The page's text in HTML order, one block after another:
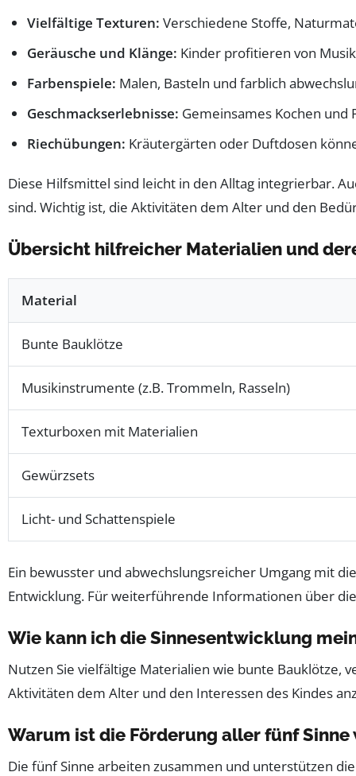
Vielfältige Texturen: Verschiedene Stoffe,
Geräusche und Klänge: Kinder profitieren von
Farbenspiele: Malen, Basteln und farblich
Geschmackserlebnisse: Gemeinsames Kochen
Riechübungen: Kräutergärten oder Duftdosen
Diese Hilfsmittel sind leicht in den Alltag integrierbar.
sind. Wichtig ist, die Aktivitäten dem Alter und den
Übersicht hilfreicher Materialien und
Material
Bunte Bauklötze
Musikinstrumente (z.B. Trommeln, Rasseln)
Texturboxen mit Materialien
Gewürzsets
Licht- und Schattenspiele
Ein bewusster und abwechslungsreicher Umgang mit
Entwicklung. Für weiterführende Informationen über
Wie kann ich die Sinnesentwicklung
Nutzen Sie vielfältige Materialien wie bunte Bauklötze,
Aktivitäten dem Alter und den Interessen des Kindes
Warum ist die Förderung aller fünf
Die fünf Sinne arbeiten zusammen und unterstützen